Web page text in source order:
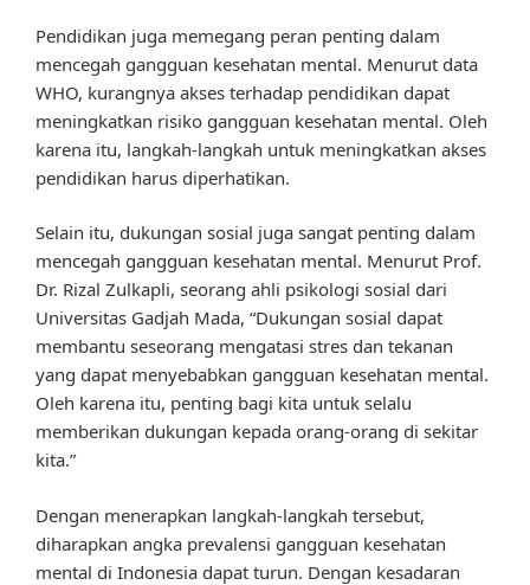
Pendidikan juga memegang peran penting dalam
mencegah gangguan kesehatan mental. Menurut data
WHO, kurangnya akses terhadap pendidikan dapat
meningkatkan risiko gangguan kesehatan mental. Oleh
karena itu, langkah-langkah untuk meningkatkan akses
pendidikan harus diperhatikan.
Selain itu, dukungan sosial juga sangat penting dalam
mencegah gangguan kesehatan mental. Menurut Prof.
Dr. Rizal Zulkapli, seorang ahli psikologi sosial dari
Universitas Gadjah Mada, “Dukungan sosial dapat
membantu seseorang mengatasi stres dan tekanan
yang dapat menyebabkan gangguan kesehatan mental.
Oleh karena itu, penting bagi kita untuk selalu
memberikan dukungan kepada orang-orang di sekitar
kita.”
Dengan menerapkan langkah-langkah tersebut,
diharapkan angka prevalensi gangguan kesehatan
mental di Indonesia dapat turun. Dengan kesadaran